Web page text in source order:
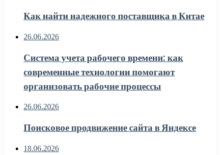
Как найти надежного поставщика в Китае
26.06.2026
Система учета рабочего времени: как
современные технологии помогают
организовать рабочие процессы
26.06.2026
Поисковое продвижение сайта в Яндексе
18.06.2026